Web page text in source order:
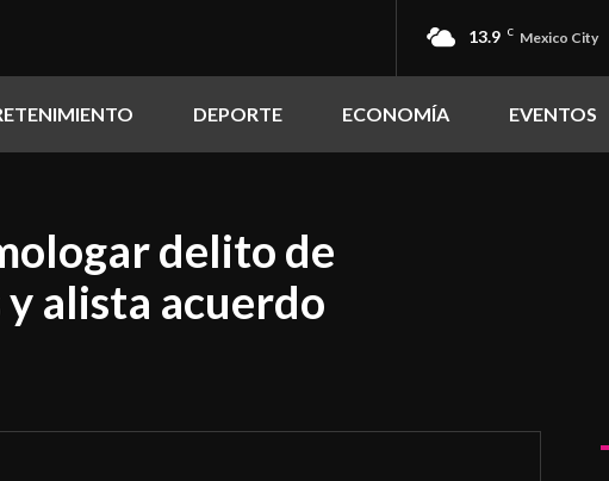
13.9 C Mexico City
DEPORTE ECONOMÍA EVENTOS
delito de
alista acuerdo